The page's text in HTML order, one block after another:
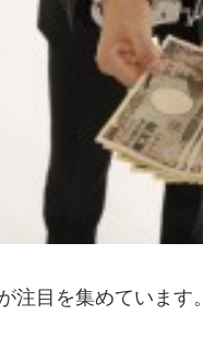
注目を集めています。